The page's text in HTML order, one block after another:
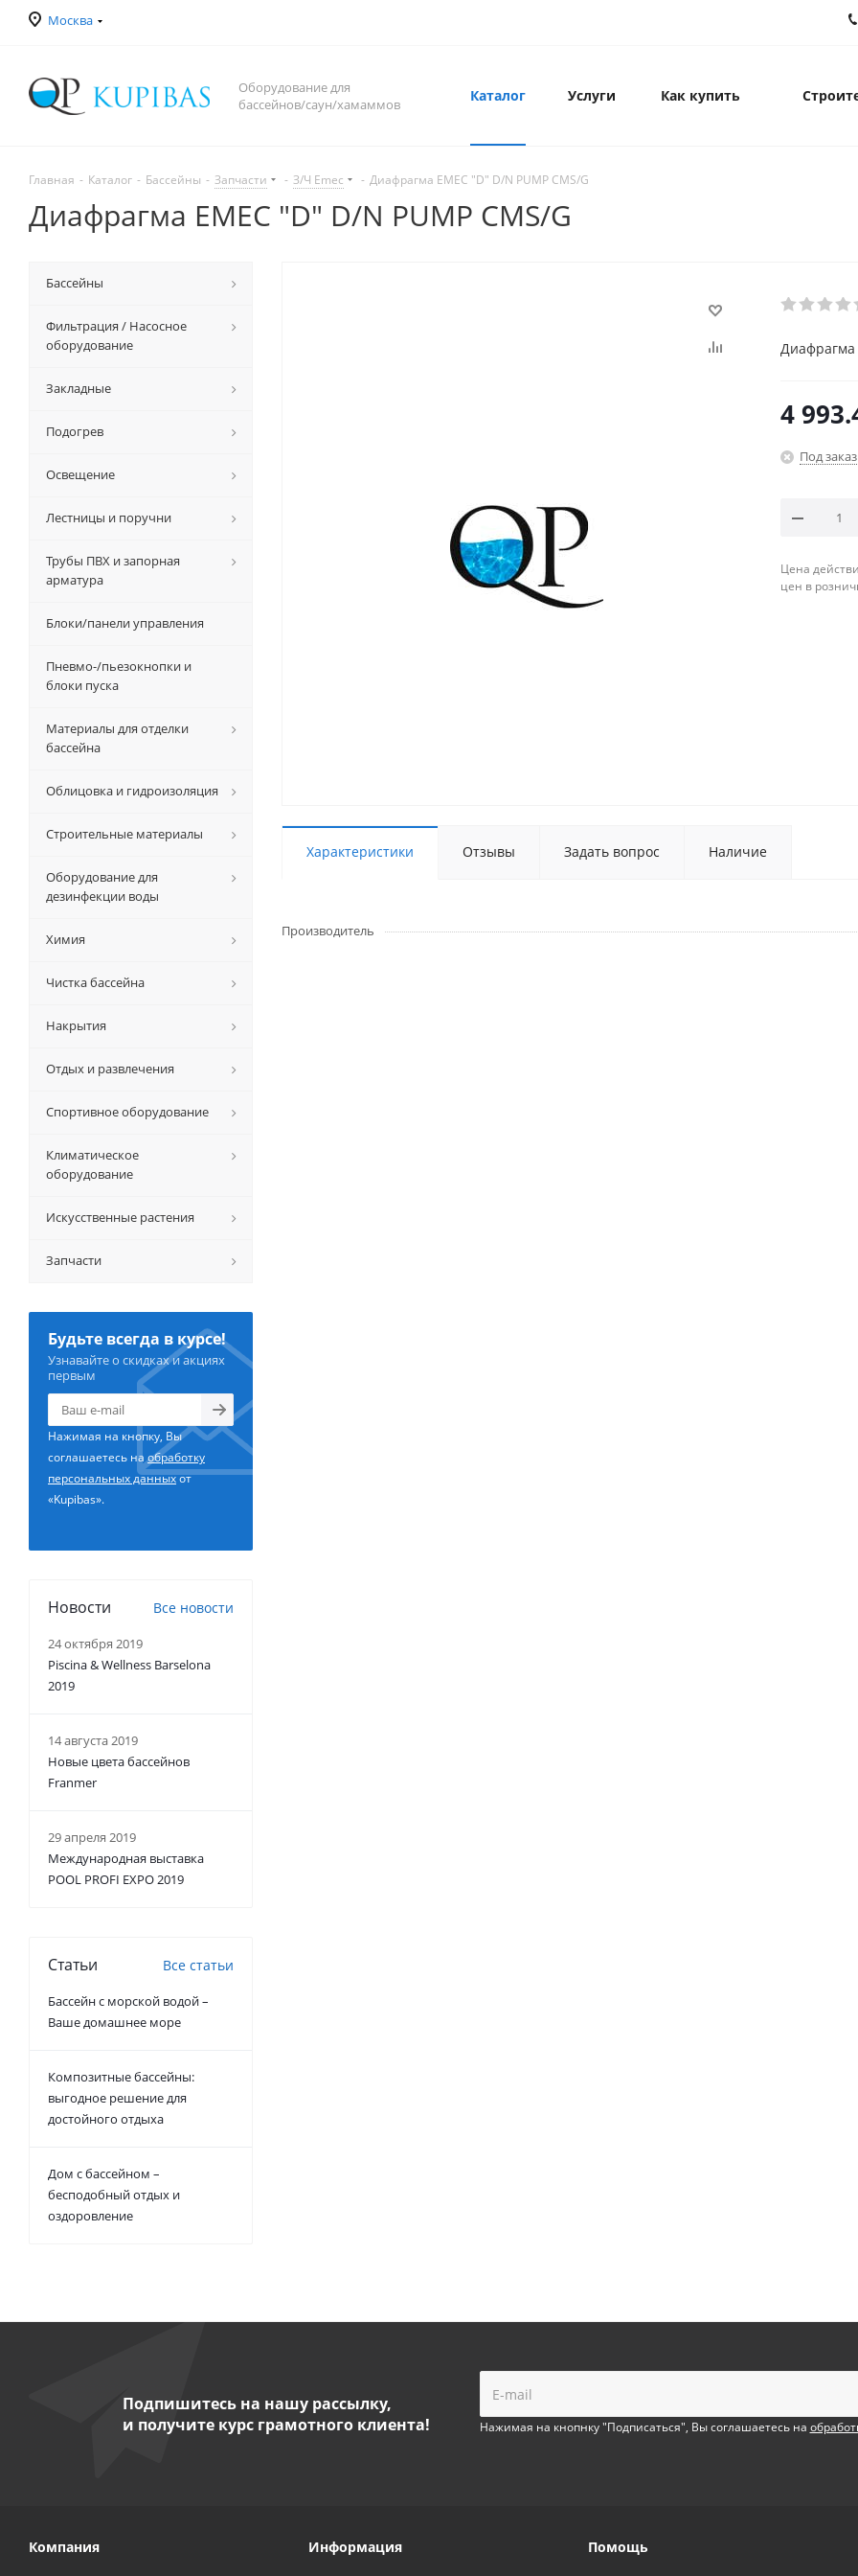
Москва
Оборудование для
бассейнов/саун/хамаммов
Каталог Услуги Как купить
Главная - Каталог - Бассейны - Запчасти - З/Ч Emec - Диафрагма EMEC "D" D/N PUMP CMS/G
Диафрагма EMEC "D" D/N PUMP CMS/G
Диафрагма
4
Под заказ
Цена
цен в
Характеристики Отзывы Задать вопрос Наличие
Производитель
Бассейны
Фильтрация / Насосное
оборудование
Закладные
Подогрев
Освещение
Лестницы и поручни
Трубы ПВХ и запорная
арматура
Блоки/панели управления
Пневмо-/пьезокнопки и
блоки пуска
Материалы для отделки
бассейна
Облицовка и гидроизоляция
Строительные материалы
Оборудование для
дезинфекции воды
Химия
Чистка бассейна
Накрытия
Отдых и развлечения
Спортивное оборудование
Климатическое
оборудование
Искусственные растения
Запчасти
Будьте всегда в курсе!
Узнавайте о скидках и акциях
первым
Нажимая на кнопку, Вы
соглашаетесь наобработку
персональных данныхот
«Kupibas».
Новости Все новости
24 октября 2019
Piscina & Wellness Barselona
2019
14 августа 2019
Новые цвета бассейнов
Franmer
29 апреля 2019
Международная выставка
POOL PROFI EXPO 2019
Статьи Все статьи
Бассейн с морской водой –
Ваше домашнее море
Композитные бассейны:
выгодное решение для
достойного отдыха
Дом с бассейном –
бесподобный отдых и
оздоровление
Подпишитесь на нашу рассылку,
и получите курс грамотного клиента!
Нажимая на кнопнку "Подписаться", Вы соглашаетесь на
Компания Информация Помощь